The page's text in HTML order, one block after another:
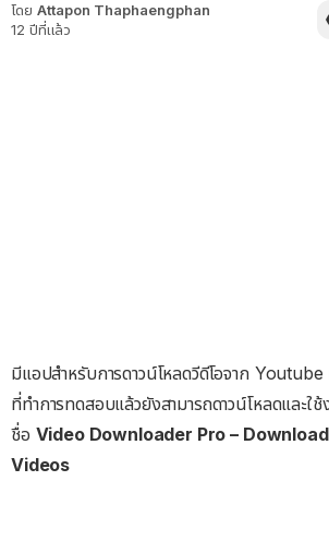
โดย Attapon Thaphaengphan
12 ปีที่แล้ว
มีแอปสำหรับการดาวน์โหลดวีดีโอจาก Youtube
ที่ทำการทดสอบแล้วยังสามารถดาวน์โหลดและใ
ชื่อ Video Downloader Pro –
Videos